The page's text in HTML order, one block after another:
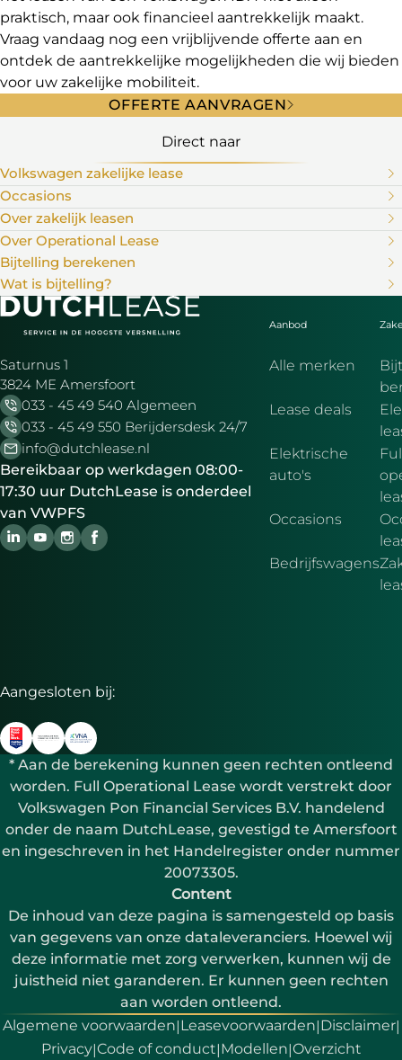
praktisch, maar ook financieel aantrekkelijk maakt.
Vraag vandaag nog een vrijblijvende offerte aan en
ontdek de aantrekkelijke mogelijkheden die wij bieden
voor uw zakelijke mobiliteit.
OFFERTE AANVRAGEN
Direct naar
Volkswagen zakelijke lease
Occasions
Over zakelijk leasen
Over Operational Lease
Bijtelling berekenen
Wat is bijtelling?
Saturnus 1
3824 ME Amersfoort
033 - 45 49 540 Algemeen
033 - 45 49 550 Berijdersdesk 24/7
info@dutchlease.nl
Bereikbaar op werkdagen 08:00-
17:30 uur DutchLease is onderdeel
van VWPFS
Aangesloten bij:
Aanbod
Alle merken
Lease deals
Elektrische
auto's
Occasions
Bedrijfswagens
* Aan de berekening kunnen geen rechten ontleend
worden. Full Operational Lease wordt verstrekt door
Volkswagen Pon Financial Services B.V. handelend
onder de naam DutchLease, gevestigd te Amersfoort
en ingeschreven in het Handelregister onder nummer
20073305.
Content
De inhoud van deze pagina is samengesteld op basis
van gegevens van onze dataleveranciers. Hoewel wij
deze informatie met zorg verwerken, kunnen wij de
juistheid niet garanderen. Er kunnen geen rechten
aan worden ontleend.
Algemene voorwaarden|Leasevoorwaarden|Disclaimer|
Privacy|Code of conduct|Modellen|Overzicht